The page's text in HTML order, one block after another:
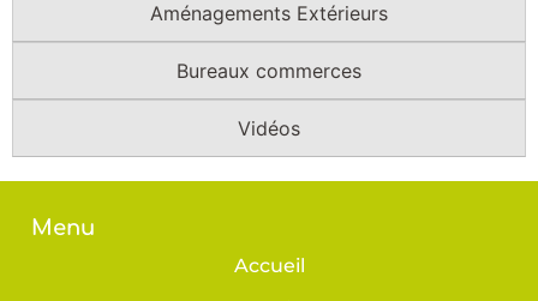
Aménagements Extérieurs
Bureaux commerces
Vidéos
Menu
Accueil